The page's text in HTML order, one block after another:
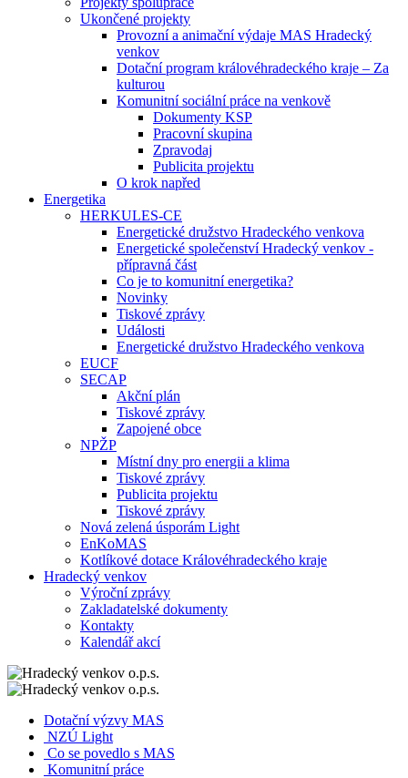
Ukončené projekty
Provozní a animační výdaje MAS Hradecký
venkov
Dotační program královéhradeckého kraje – Za
kulturou
Komunitní sociální práce na venkově
Dokumenty KSP
Pracovní skupina
Zpravodaj
Publicita projektu
O krok napřed
Energetika
HERKULES-CE
Energetické družstvo Hradeckého venkova
Energetické společenství Hradecký venkov -
přípravná část
Co je to komunitní energetika?
Novinky
Tiskové zprávy
Události
Energetické družstvo Hradeckého venkova
EUCF
SECAP
Akční plán
Tiskové zprávy
Zapojené obce
NPŽP
Místní dny pro energii a klima
Tiskové zprávy
Publicita projektu
Tiskové zprávy
Nová zelená úsporám Light
EnKoMAS
Kotlíkové dotace Královéhradeckého kraje
Hradecký venkov
Výroční zprávy
Zakladatelské dokumenty
Kontakty
Kalendář akcí
Dotační výzvy MAS
NZÚ Light
Co se povedlo s MAS
Komunitní práce